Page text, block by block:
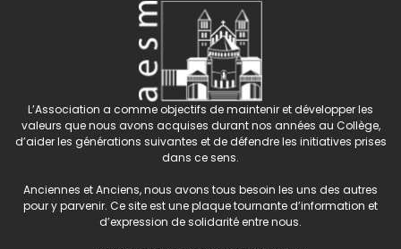
L’Association a comme objectifs de maintenir et développer les
valeurs que nous avons acquises durant nos années au Collège,
d’aider les générations suivantes et de défendre les initiatives prises
dans ce sens.
Anciennes et Anciens, nous avons tous besoin les uns des autres
pour y parvenir. Ce site est une plaque tournante d’information et
d’expression de solidarité entre nous.